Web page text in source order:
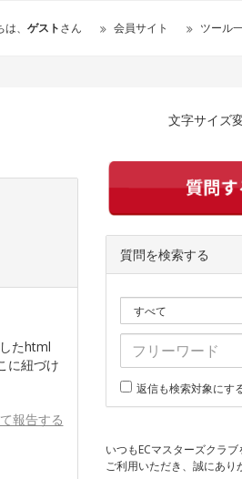
、 ゲストさん 会員サイト ツール
文字サイズ
たhtml
に紐づけ
報告する
質問を検索する
返信も検索対象にす
いつもECマスターズクラブ
ご利用いただき、誠にあり